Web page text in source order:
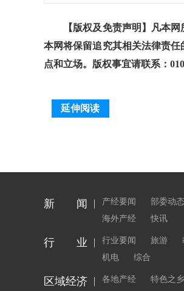
【版权及免责声明】凡本网
本网将保留追究其相关法律责
点和立场。版权事宜请联系：
延伸阅读
新 闻 产经要闻 部委动态
海外产经
快讯
行 业 行业要闻 旅游
机电
综合
区域经济 各地产经 特色之乡